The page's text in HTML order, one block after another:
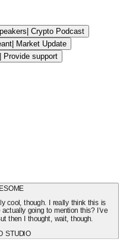
| Crypto Podcast
| Market Update
| Provide support
cool, though. I really think this is
going to mention this? I've
then I thought, wait, though.
STUDIO